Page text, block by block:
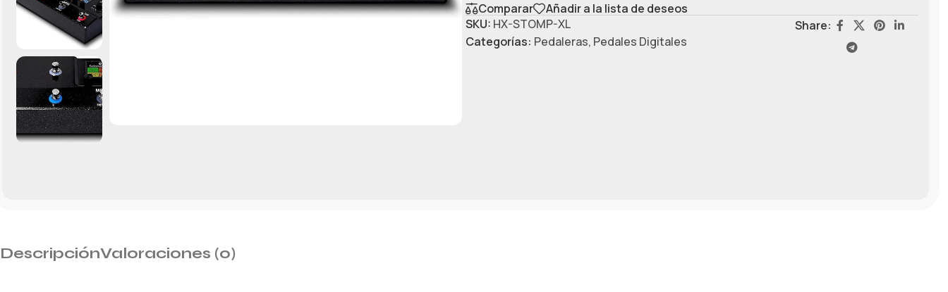
Comparar
Añadir a la lista de deseos
SKU: HX-STOMP-XL
Categorías: Pedaleras, Pedales Digitales
Share:
DescripciónValoraciones (0)